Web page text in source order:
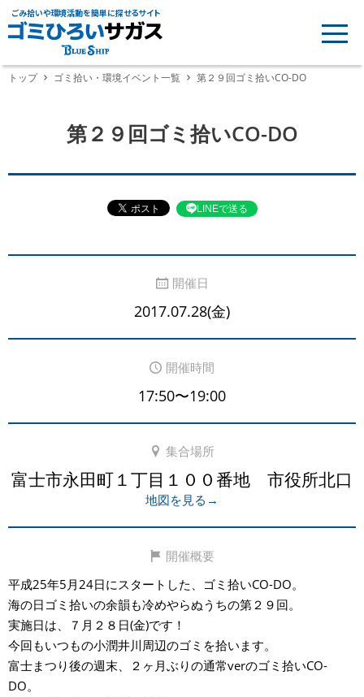
ごみ拾いや環境活動を簡単に探せるサイト
トップ ゴミ拾い・環境イベント一覧 第２９回ゴミ拾いCO-DO
第２９回ゴミ拾いCO-DO
LINEで送る
開催日
2017.07.28(金)
開催時間
17:50〜19:00
集合場所
富士市永田町１丁目１００番地 市役所北口
地図を見る→
開催概要
平成25年5月24日にスタートした、ゴミ拾いCO-DO。
海の日ゴミ拾いの余韻も冷めやらぬうちの第２９回。
実施日は、７月２８日(金)です！
今回もいつもの小潤井川周辺のゴミを拾います。
富士まつり後の週末、２ヶ月ぶりの通常verのゴミ拾いCO-
DO。